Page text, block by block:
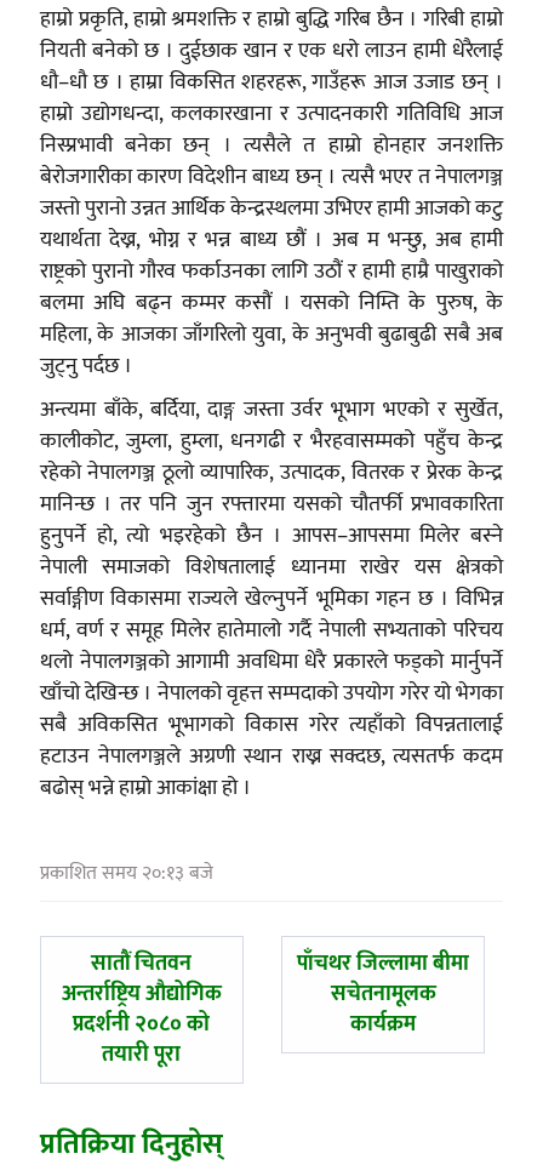
हाम्रो प्रकृति, हाम्रो श्रमशक्ति र हाम्रो बुद्धि गरिब छैन । गरिबी हाम्रो
नियती बनेको छ । दुईछाक खान र एक धरो लाउन हामी धेरैलाई
धौ–धौ छ । हाम्रा विकसित शहरहरू, गाउँहरू आज उजाड छन् ।
हाम्रो उद्योगधन्दा, कलकारखाना र उत्पादनकारी गतिविधि आज
निस्प्रभावी बनेका छन् । त्यसैले त हाम्रो होनहार जनशक्ति
बेरोजगारीका कारण विदेशीन बाध्य छन् । त्यसै भएर त नेपालगञ्ज
जस्तो पुरानो उन्नत आर्थिक केन्द्रस्थलमा उभिएर हामी आजको कटु
यथार्थता देख्न, भोग्न र भन्न बाध्य छौं । अब म भन्छु, अब हामी
राष्ट्रको पुरानो गौरव फर्काउनका लागि उठौं र हामी हाम्रै पाखुराको
बलमा अघि बढ्न कम्मर कसौं । यसको निम्ति के पुरुष, के
महिला, के आजका जाँगरिलो युवा, के अनुभवी बुढाबुढी सबै अब
जुट्नु पर्दछ ।
अन्त्यमा बाँके, बर्दिया, दाङ्ग जस्ता उर्वर भूभाग भएको र सुर्खेत,
कालीकोट, जुम्ला, हुम्ला, धनगढी र भैरहवासम्मको पहुँच केन्द्र
रहेको नेपालगञ्ज ठूलो व्यापारिक, उत्पादक, वितरक र प्रेरक केन्द्र
मानिन्छ । तर पनि जुन रफ्तारमा यसको चौतर्फी प्रभावकारिता
हुनुपर्ने हो, त्यो भइरहेको छैन । आपस–आपसमा मिलेर बस्ने
नेपाली समाजको विशेषतालाई ध्यानमा राखेर यस क्षेत्रको
सर्वाङ्गीण विकासमा राज्यले खेल्नुपर्ने भूमिका गहन छ । विभिन्न
धर्म, वर्ण र समूह मिलेर हातेमालो गर्दै नेपाली सभ्यताको परिचय
थलो नेपालगञ्जको आगामी अवधिमा धेरै प्रकारले फड्को मार्नुपर्ने
खाँचो देखिन्छ । नेपालको वृहत्त सम्पदाको उपयोग गरेर यो भेगका
सबै अविकसित भूभागको विकास गरेर त्यहाँको विपन्नतालाई
हटाउन नेपालगञ्जले अग्रणी स्थान राख्न सक्दछ, त्यसतर्फ कदम
बढोस् भन्ने हाम्रो आकांक्षा हो ।
प्रकाशित समय २०:१३ बजे
पछिल्लाे
-
सातौं चितवन
अन्तर्राष्ट्रिय औद्योगिक
प्रदर्शनी २०८० को
तयारी पूरा
अघिल्लाे
पाँचथर जिल्लामा बीमा
सचेतनामूलक
कार्यक्रम
प्रतिक्रिया दिनुहोस्